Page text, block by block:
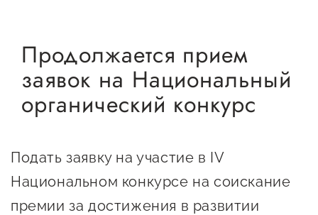
Быть в курсе
Истории успеха
Новости
Онлайн-витрина продукции
Продолжается прием
заявок на Национальный
органический конкурс
Подать заявку на участие в IV
Национальном конкурсе на соискание
премии за достижения в развитии